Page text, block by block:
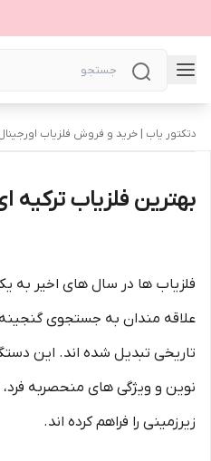
دتکتور یاب | خرید و فروش فلزیاب
بهترین فلزیاب ترکیه ای
فلزیاب ها در سال های اخیر به
علاقه مندان به جستجوی گنجینه
تاریخی تبدیل شده اند. این
نوین و ویژگی های منحصربه
زیرزمینی را فراهم کرده اند.